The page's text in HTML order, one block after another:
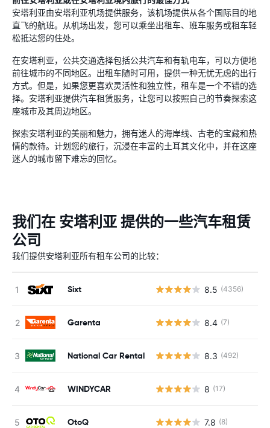
安塔利亚由安塔利亚机场提供服务，该机场提供从各个国际目的地
直飞的航班。从机场出发，您可以乘坐出租车、班车服务或租车轻
松抵达您的住处。
在安塔利亚，公共交通选择包括公共汽车和有轨电车，可以方便地
前往城市的不同地区。出租车随时可用，提供一种无忧无虑的出行
方式。但是，如果您更喜欢灵活性和独立性，租车是一个不错的选
择。安塔利亚提供汽车租赁服务，让您可以按照自己的节奏探索这
座城市及其周边地区。
探索安塔利亚的美丽和魅力，拥有迷人的海岸线、古老的宝藏和热
情的款待。计划您的旅行，沉浸在丰富的土耳其文化中，并在这座
迷人的城市留下难忘的回忆。
我们在 安塔利亚 提供的一些汽车租赁
公司
我们提供安塔利亚所有租车公司的比较：
Sixt 8.5 (4356)
Garenta 8.4 (7)
National Car Rental 8.3 (492)
WINDYCAR 8 (17)
OtoQ 7.8 (8)